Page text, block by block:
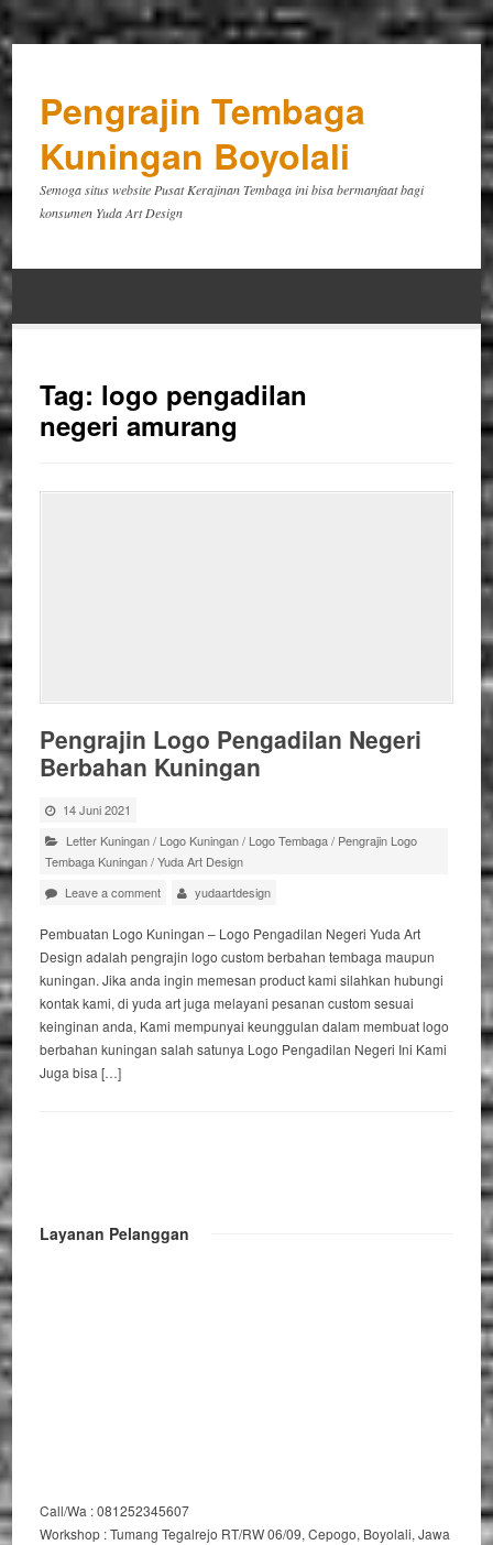
Pengrajin Tembaga
Kuningan Boyolali
Semoga situs website Pusat Kerajinan Tembaga ini bisa bermanfaat bagi
konsumen Yuda Art Design
Tag: logo pengadilan
negeri amurang
Pengrajin Logo Pengadilan Negeri
Berbahan Kuningan
14 Juni 2021
Letter Kuningan/ Logo Kuningan/ Logo Tembaga/ Pengrajin Logo
Tembaga Kuningan/Yuda Art Design
Leave a comment
yudaartdesign
Pembuatan Logo Kuningan – Logo Pengadilan Negeri Yuda Art
Design adalah pengrajin logo custom berbahan tembaga maupun
kuningan. Jika anda ingin memesan product kami silahkan hubungi
kontak kami, di yuda art juga melayani pesanan custom sesuai
keinginan anda, Kami mempunyai keunggulan dalam membuat logo
berbahan kuningan salah satunya Logo Pengadilan Negeri Ini Kami
Juga bisa […]
Layanan Pelanggan
Call/Wa : 081252345607
Workshop : Tumang Tegalrejo RT/RW 06/09, Cepogo, Boyolali, Jawa